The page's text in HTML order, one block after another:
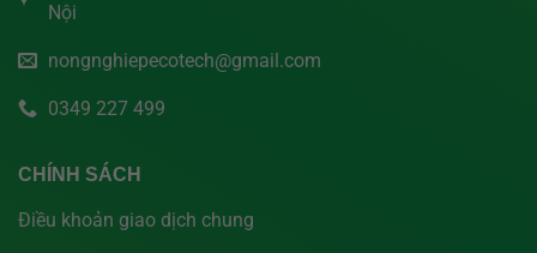
Nội
nongnghiepecotech@gmail.com
0349 227 499
CHÍNH SÁCH
Điều khoản giao dịch chung